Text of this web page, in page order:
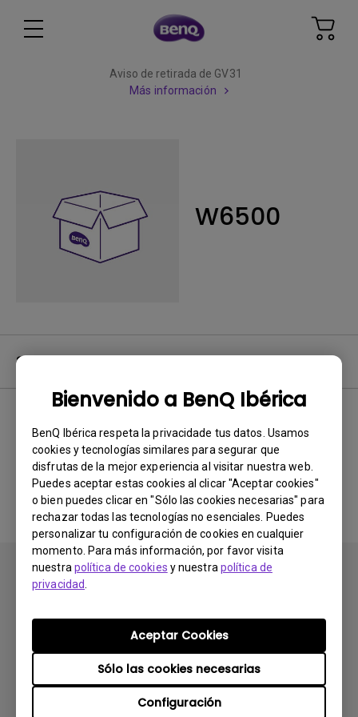
Bienvenido a BenQ Ibérica
BenQ Ibérica respeta la privacidade tus datos. Usamos
cookies y tecnologías similares para segurar que
disfrutas de la mejor experiencia al visitar nuestra web.
Puedes aceptar estas cookies al clicar "Aceptar cookies"
o bien puedes clicar en "Sólo las cookies necesarias" para
rechazar todas las tecnologías no esenciales. Puedes
personalizar tu configuración de cookies en cualquier
momento. Para más información, por favor visita
nuestra política de cookies y nuestra política de
privacidad
Configuración
Sólo las cookies necesarias
Aceptar Cookies
Aviso de retirada de GV31
Más información
W6500
Software
No hay software ni drivers
relacionados